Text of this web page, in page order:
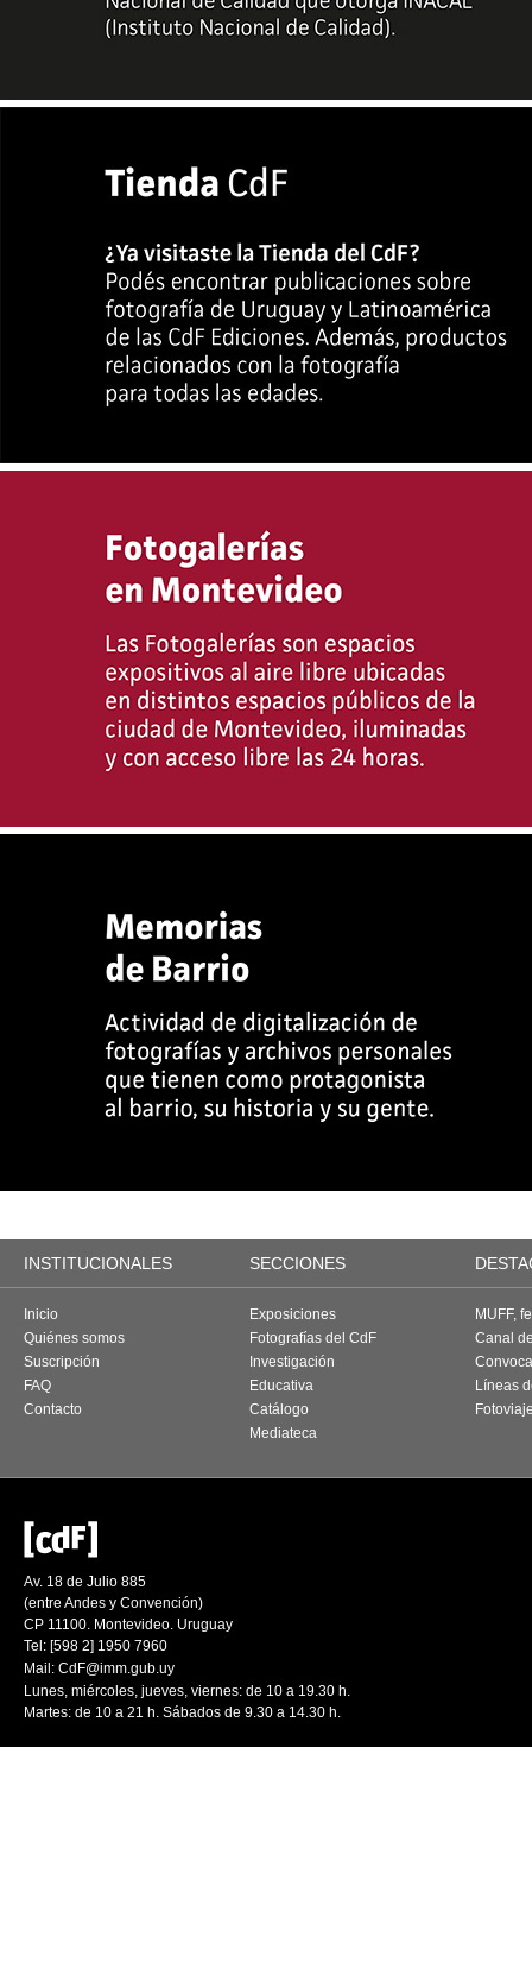
INSTITUCIONALES SECCIONES
Inicio
Quiénes somos
Suscripción
FAQ
Contacto
Exposiciones
Fotografías del CdF
Investigación
Educativa
Catálogo
Mediateca
MUFF,
Canal
Líneas
Av. 18 de Julio 885
(entre Andes y Convención)
CP 11100. Montevideo. Uruguay
Tel: [598 2] 1950 7960
Mail: CdF@imm.gub.uy
Lunes, miércoles, jueves, viernes: de 10 a 19.30 h.
Martes: de 10 a 21 h. Sábados de 9.30 a 14.30 h.